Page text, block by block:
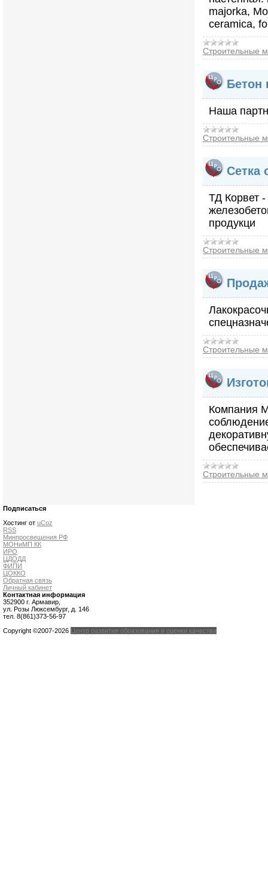
majorka,
ceramica,
Строительные
Бетон
Наша
Строительные
Сетка
ТД Корвет
продукци
Строительные
Строительные
Компания
Строительные
Подписаться
Хостинг от uCoz
RSS
Минпросвещения РФ
МОНиМП КК
ИРО
ЦДОДД
ФИПИ
ЦОККО
Обратная связь
Личный кабинет
Контактная информация
352900 г. Армавир,
ул. Розы Люксембург, д. 146
тел. 8(861)373-56-97
Copyright ©2007-2026 Центр развития образования и оценки качества